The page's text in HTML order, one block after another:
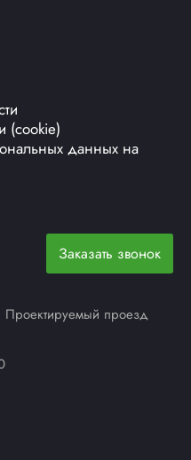
(cookie)
данных на
Заказать звонок
Проектируемый проезд